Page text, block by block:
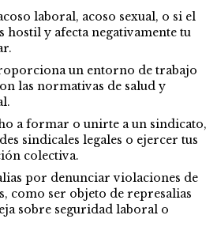
laboral, acoso sexual, o si el
hostil y afecta negativamente tu
un entorno de trabajo
las normativas de salud y
a formar o unirte a un sindicato,
sindicales legales o ejercer tus
colectiva.
por denunciar violaciones de
como ser objeto de represalias
sobre seguridad laboral o